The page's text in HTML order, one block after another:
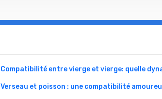
Compatibilité entre vierge et vierge: quelle
Verseau et poisson : une compatibilité